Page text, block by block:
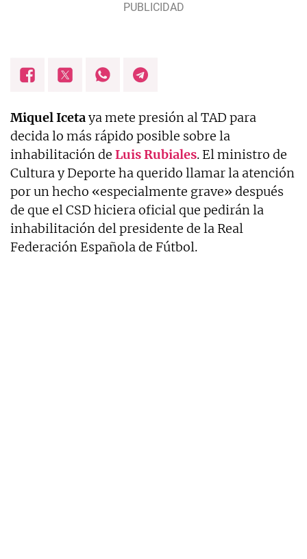
Miquel Icetaya mete presión al TAD para
decida lo más rápido posible sobre la
inhabilitación de Luis Rubiales. El ministro de
Cultura y Deporte ha querido llamar la atención
por un hecho «especialmente grave» después
de que el CSD hiciera oficial que pedirán la
inhabilitación del presidente de la Real
Federación Española de Fútbol.